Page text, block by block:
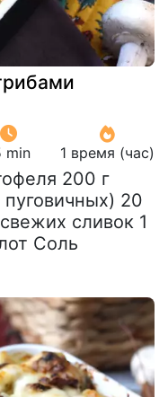
min 1 время (час)
200 г
20
сливок 1
Соль